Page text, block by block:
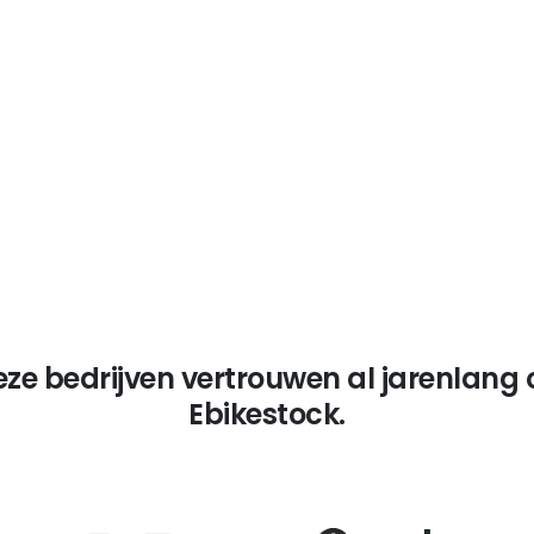
bedrijven vertrouwen al jarenlang
Ebikestock.